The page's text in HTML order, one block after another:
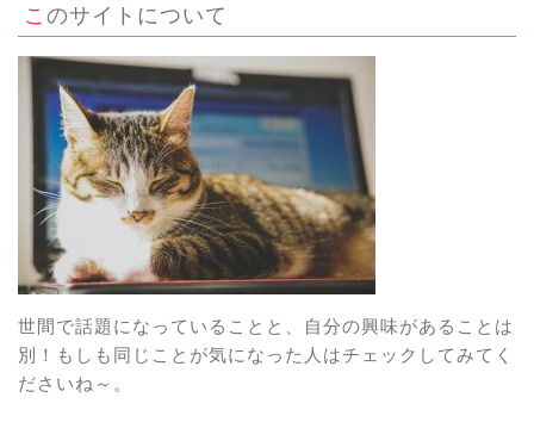
このサイトについて
世間で話題になっていることと、自分の興味があることは
別！もしも同じことが気になった人はチェックしてみてく
ださいね～。